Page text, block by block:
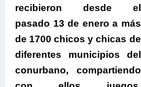
recibieron desde el
pasado 13 de enero a más
de 1700 chicos y chicas de
diferentes municipios del
conurbano, compartiendo